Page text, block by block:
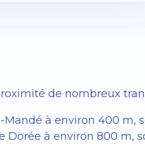
de nombreux
Mandé à environ 400 m,
Dorée à environ 800 m,